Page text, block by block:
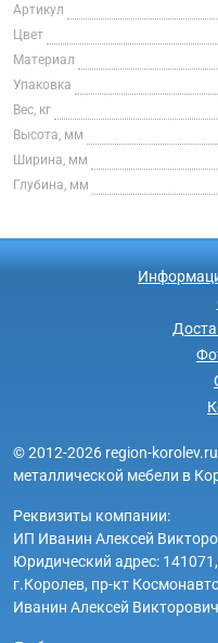
Артикул
Цвет
Материал
Упаковка
Вес, кг
Высота, мм
Ширина, мм
Глубина, мм
© 2012-2026 region-
металлической мебели в
Реквизиты компании:
ИП Иванин Алексей
Юридический адрес:
г.Королев, пр-кт
Иванин Алексей